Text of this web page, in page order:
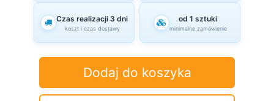
Czas realizacji 3 dni
koszt i czas dostawy
od 1 sztuki
minimalne zamówienie
Dodaj do koszyka